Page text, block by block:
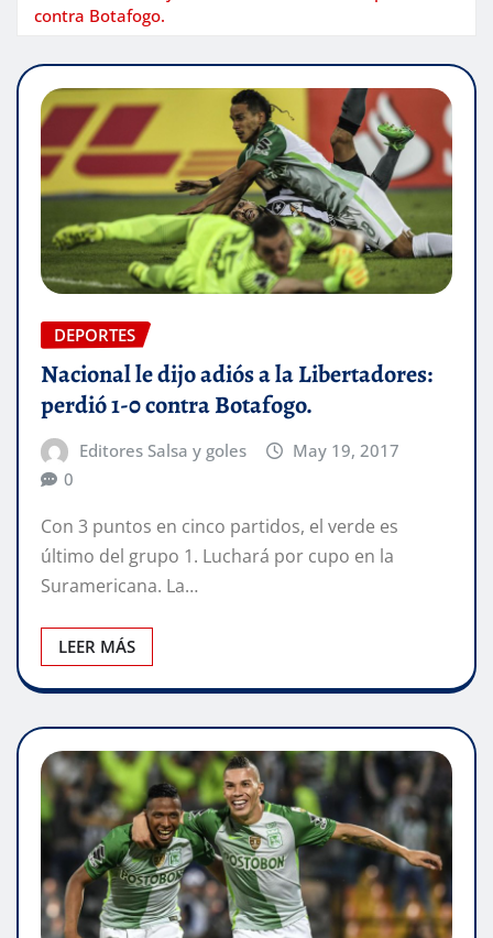
contra Botafogo.
DEPORTES
Nacional le dijo adiós a la Libertadores:
perdió 1-0 contra Botafogo.
Editores Salsa y goles
May 19, 2017
0
Con 3 puntos en cinco partidos, el verde es
último del grupo 1. Luchará por cupo en la
Suramericana. La…
LEER MÁS